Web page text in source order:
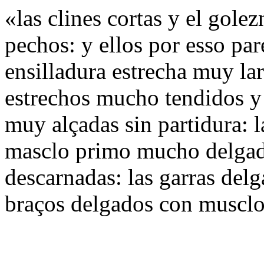
«las clines cortas y el
pechos: y ellos por esso
ensilladura estrecha muy
estrechos mucho tendidos
muy alçadas sin partidura:
masclo primo mucho
descarnadas: las garras
braços delgados con